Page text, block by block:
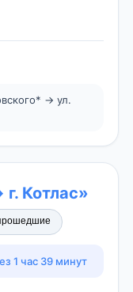
→ ул.
г. Котлас»
1 час 39 минут